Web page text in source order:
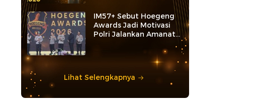
IM57+ Sebut Hoegeng
Awards Jadi Motivasi
Polri Jalankan Amanat
Lihat Selengkapnya